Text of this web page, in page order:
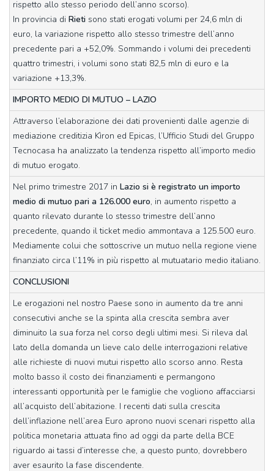
rispetto allo stesso periodo dell’anno scorso).
In provincia di Rieti sono stati erogati volumi per 24,6 mln di
euro, la variazione rispetto allo stesso trimestre dell’anno
precedente pari a +52,0%. Sommando i volumi dei precedenti
quattro trimestri, i volumi sono stati 82,5 mln di euro e la
variazione +13,3%.
IMPORTO MEDIO DI MUTUO – LAZIO
Attraverso l’elaborazione dei dati provenienti dalle agenzie di
mediazione creditizia Kìron ed Epicas, l’Ufficio Studi del Gruppo
Tecnocasa ha analizzato la tendenza rispetto all’importo medio
di mutuo erogato.
Nel primo trimestre 2017 in Lazio si è registrato un importo
medio di mutuo pari a 126.000 euro, in aumento rispetto a
quanto rilevato durante lo stesso trimestre dell’anno
precedente, quando il ticket medio ammontava a 125.500 euro.
Mediamente colui che sottoscrive un mutuo nella regione viene
finanziato circa l’11% in più rispetto al mutuatario medio italiano.
CONCLUSIONI
Le erogazioni nel nostro Paese sono in aumento da tre anni
consecutivi anche se la spinta alla crescita sembra aver
diminuito la sua forza nel corso degli ultimi mesi. Si rileva dal
lato della domanda un lieve calo delle interrogazioni relative
alle richieste di nuovi mutui rispetto allo scorso anno. Resta
molto basso il costo dei finanziamenti e permangono
interessanti opportunità per le famiglie che vogliono affacciarsi
all’acquisto dell’abitazione. I recenti dati sulla crescita
dell’inflazione nell’area Euro aprono nuovi scenari rispetto alla
politica monetaria attuata fino ad oggi da parte della BCE
riguardo ai tassi d’interesse che, a questo punto, dovrebbero
aver esaurito la fase discendente.